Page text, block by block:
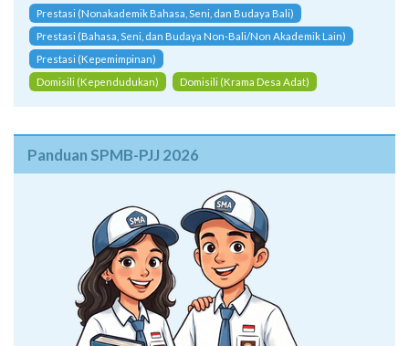
Prestasi (Nonakademik Bahasa, Seni, dan Budaya Bali)
Prestasi (Bahasa, Seni, dan Budaya Non-Bali/Non Akademik Lain)
Prestasi (Kepemimpinan)
Domisili (Kependudukan)
Domisili (Krama Desa Adat)
Panduan SPMB-PJJ 2026